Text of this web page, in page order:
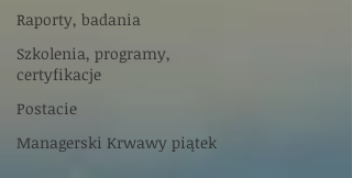
Raporty, badania
Szkolenia, programy,
certyfikacje
Postacie
Managerski Krwawy piątek